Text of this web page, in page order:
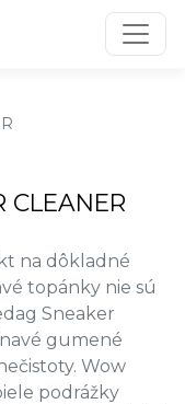
na dôkladné
topánky nie sú
Sneaker
gumené
Wow
podrážky